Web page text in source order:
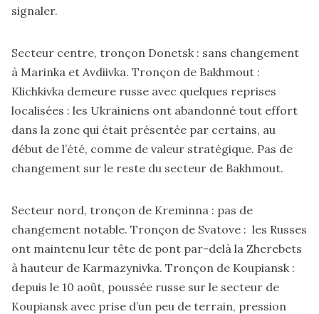
signaler.
Secteur centre, tronçon Donetsk : sans changement
à Marinka et Avdiivka. Tronçon de Bakhmout :
Klichkivka demeure russe avec quelques reprises
localisées : les Ukrainiens ont abandonné tout effort
dans la zone qui était présentée par certains, au
début de l’été, comme de valeur stratégique. Pas de
changement sur le reste du secteur de Bakhmout.
Secteur nord, tronçon de Kreminna : pas de
changement notable. Tronçon de Svatove : les Russes
ont maintenu leur tête de pont par-delà la Zherebets
à hauteur de Karmazynivka. Tronçon de Koupiansk :
depuis le 10 août, poussée russe sur le secteur de
Koupiansk avec prise d’un peu de terrain, pression